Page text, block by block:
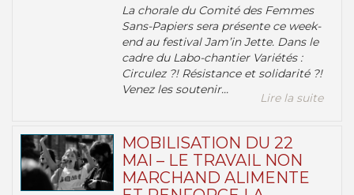
La chorale du Comité des Femmes
Sans-Papiers sera présente ce week-
end au festival Jam’in Jette. Dans le
cadre du Labo-chantier Variétés :
Circulez ?! Résistance et solidarité ?!
Venez les soutenir...
Lire la suite
MOBILISATION DU 22
MAI – LE TRAVAIL NON
MARCHAND ALIMENTE